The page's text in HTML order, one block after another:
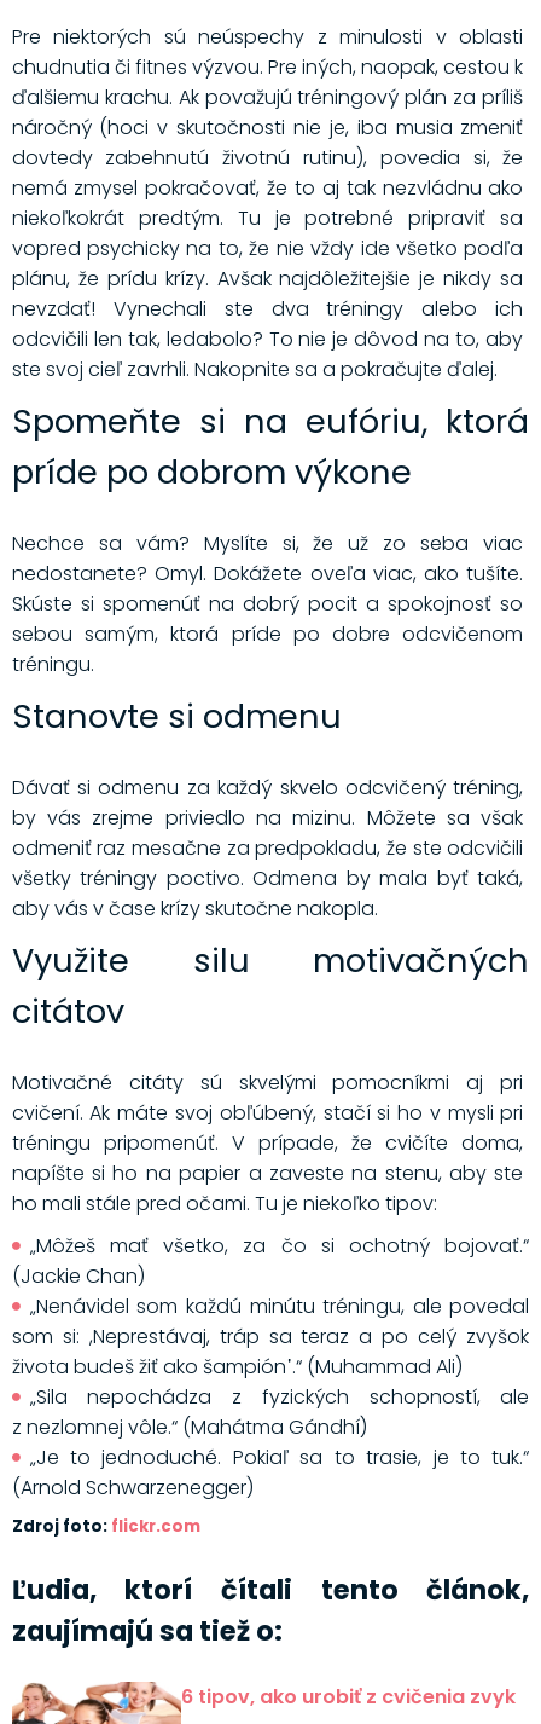
Pre niektorých sú neúspechy z minulosti v oblasti
chudnutia či fitnes výzvou. Pre iných, naopak, cestou k
ďalšiemu krachu. Ak považujú tréningový plán za príliš
náročný (hoci v skutočnosti nie je, iba musia zmeniť
dovtedy zabehnutú životnú rutinu), povedia si, že
nemá zmysel pokračovať, že to aj tak nezvládnu ako
niekoľkokrát predtým. Tu je potrebné pripraviť sa
vopred psychicky na to, že nie vždy ide všetko podľa
plánu, že prídu krízy. Avšak najdôležitejšie je nikdy sa
nevzdať! Vynechali ste dva tréningy alebo ich
odcvičili len tak, ledabolo? To nie je dôvod na to, aby
ste svoj cieľ zavrhli. Nakopnite sa a pokračujte ďalej.
Spomeňte si na eufóriu, ktorá
príde po dobrom výkone
Nechce sa vám? Myslíte si, že už zo seba viac
nedostanete? Omyl. Dokážete oveľa viac, ako tušíte.
Skúste si spomenúť na dobrý pocit a spokojnosť so
sebou samým, ktorá príde po dobre odcvičenom
tréningu.
Stanovte si odmenu
Dávať si odmenu za každý skvelo odcvičený tréning,
by vás zrejme priviedlo na mizinu. Môžete sa však
odmeniť raz mesačne za predpokladu, že ste odcvičili
všetky tréningy poctivo. Odmena by mala byť taká,
aby vás v čase krízy skutočne nakopla.
Využite silu motivačných
citátov
Motivačné citáty sú skvelými pomocníkmi aj pri
cvičení. Ak máte svoj obľúbený, stačí si ho v mysli pri
tréningu pripomenúť. V prípade, že cvičíte doma,
napíšte si ho na papier a zaveste na stenu, aby ste
ho mali stále pred očami. Tu je niekoľko tipov:
„Môžeš mať všetko, za čo si ochotný bojovať.“
(Jackie Chan)
„Nenávidel som každú minútu tréningu, ale povedal
som si: ,Neprestávaj, tráp sa teraz a po celý zvyšok
života budeš žiť ako šampión᾿.“ (Muhammad Ali)
„Sila nepochádza z fyzických schopností, ale
z nezlomnej vôle.“ (Mahátma Gándhí)
„Je to jednoduché. Pokiaľ sa to trasie, je to tuk.“
(Arnold Schwarzenegger)
Zdroj foto: flickr.com
Ľudia, ktorí čítali tento článok,
zaujímajú sa tiež o:
6 tipov, ako urobiť z cvičenia zvyk